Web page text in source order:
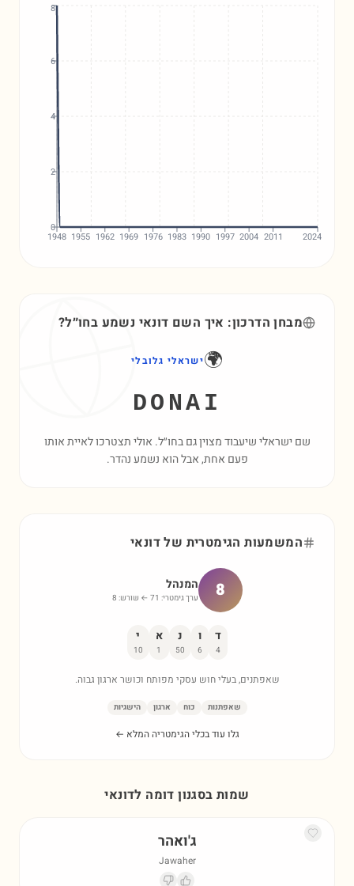
1948 1955 1962 1969 1976 1983 1990 1997 2004 2011 2024
0
2
4
6
8
מבחן הדרכון: איך השם דונאי נשמע בחו״ל?
🌍ישראלי גלובלי
DONAI
שם ישראלי שיעבוד מצוין גם בחו״ל. אולי תצטרכו לאיית אותו
פעם אחת, אבל הוא נשמע נהדר.
המשמעות הגימטרית שלדונאי
8 המנהל
ערך גימטרי: 71 ← שורש: 8
ד
4
ו
6
נ
50
א
1
י
10
שאפתנים, בעלי חוש עסקי מפותח וכושר ארגון גבוה.
שאפתנות כוח ארגון הישגיות
גלו עוד בכלי הגימטריה המלא ←
שמות בסגנון דומה לדונאי
ג'ואהר
Jawaher